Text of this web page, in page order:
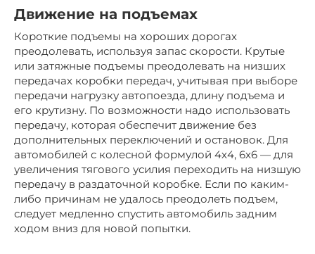
Движение на подъемах
Короткие подъемы на хороших дорогах
преодолевать, используя запас скорости. Крутые
или затяжные подъемы преодолевать на низших
передачах коробки передач, учитывая при выборе
передачи нагрузку автопоезда, длину подъема и
его крутизну. По возможности надо использовать
передачу, которая обеспечит движение без
дополнительных переключений и остановок. Для
автомобилей с колесной формулой 4х4, 6х6 — для
увеличения тягового усилия переходить на низшую
передачу в раздаточной коробке. Если по каким-
либо причинам не удалось преодолеть подъем,
следует медленно спустить автомобиль задним
ходом вниз для новой попытки.